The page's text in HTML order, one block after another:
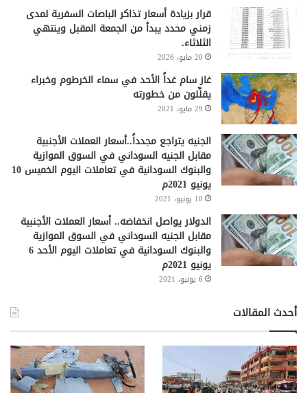
قرار بزيادة أسعار تذاكر الباصات السفرية لمدى
زمني محدد يبدأ من الجمعة المقبل وينتهي
الثلاثاء.
20 مايو، 2026
غاز سام غداً الأحد في سماء الخرطوم وخبراء
يقلِّلون من خطورته
29 مايو، 2021
الجنيه يتراجع مجدداً..أسعار العملات الأجنبية
مقابل الجنيه السوداني في السوق الموازية
والبنوك السودانية في تعاملات اليوم الخميس 10
يونيو 2021م
10 يونيو، 2021
الدولار يواصل انخفاضه.. أسعار العملات الأجنبية
مقابل الجنيه السوداني في السوق الموازية
والبنوك السودانية في تعاملات اليوم الأحد 6
يونيو 2021م
6 يونيو، 2021
أحدث المقالات